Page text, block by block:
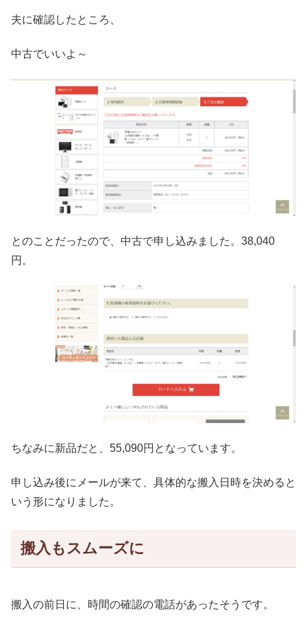
夫に確認したところ、
中古でいいよ～
とのことだったので、中古で申し込みました。38,040
円。
ちなみに新品だと、55,090円となっています。
申し込み後にメールが来て、具体的な搬入日時を決めると
いう形になりました。
搬入もスムーズに
搬入の前日に、時間の確認の電話があったそうです。